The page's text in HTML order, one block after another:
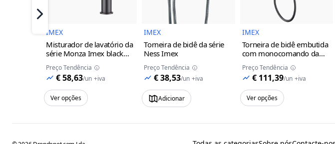
IMEX
Misturador de lavatório da
série Monza Imex black
gun metal
Preço Tendência
€ 58,63/un +iva
Ver opções
IMEX
Torneira de bidê da série
Ness Imex
Preço Tendência
€ 38,53/un +iva
Adicionar
IMEX
Torneira de bidê embutida
com monocomando da
série Munich Imex
gun metal
Preço Tendência
€ 111,39/un +iva
Ver opções
Próximo